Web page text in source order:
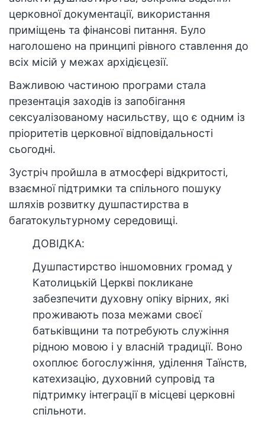
церковної документації, використання
приміщень та фінансові питання. Було
наголошено на принципі рівного ставлення до
всіх місій у межах архідієцезії.
Важливою частиною програми стала
презентація заходів із запобігання
сексуалізованому насильству, що є одним із
пріоритетів церковної відповідальності
сьогодні.
Зустріч пройшла в атмосфері відкритості,
взаємної підтримки та спільного пошуку
шляхів розвитку душпастирства в
багатокультурному середовищі.
ДОВІДКА:
Душпастирство іншомовних громад у
Католицькій Церкві покликане
забезпечити духовну опіку вірних, які
проживають поза межами своєї
батьківщини та потребують служіння
рідною мовою і у власній традиції. Воно
охоплює богослужіння, уділення Таїнств,
катехизацію, духовний супровід та
підтримку інтеграції в місцеві церковні
спільноти.